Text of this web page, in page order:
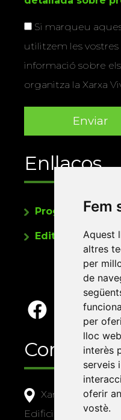
Fem
Aquest
altres
per
de
per
lloc web
interès
serveis
oferir
vostè.
Si marqueu
utilitzem les
informació sobre
organitza la Xarxa
Enllaços
Programa de
Editorials
Contacte
Xarxa Vives
Edifici Àgora